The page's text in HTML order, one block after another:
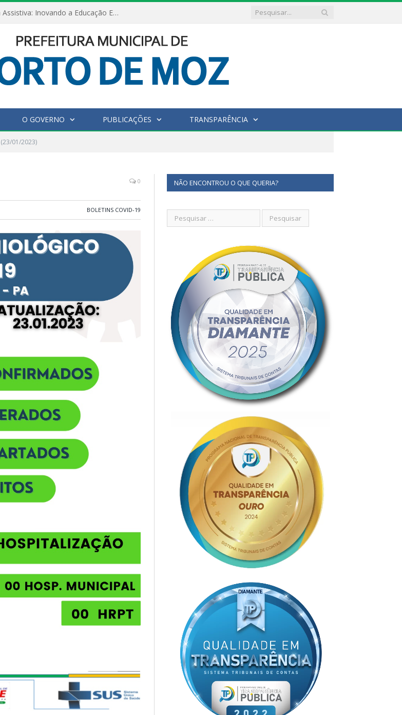
Inteligência Artificial e Tecnologia Assistiva: Inovando a Educação Especial e Inclusiva
O GOVERNO PUBLICAÇÕES TRANSPARÊNCIA
01/2023)
0
BOLETINS COVID-19
NÃO ENCONTROU O QUE QUERIA?